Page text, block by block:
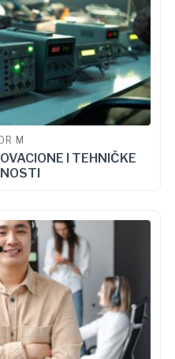
M
I TEHNIČKE